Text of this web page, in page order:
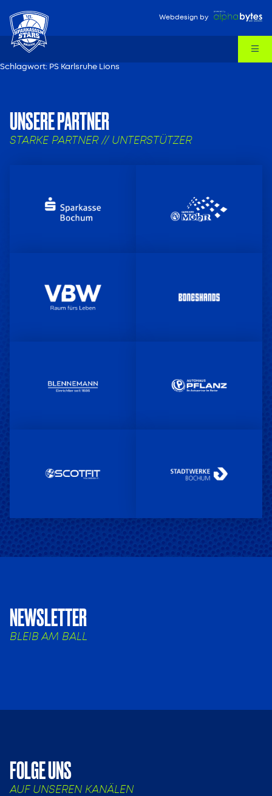
Webdesign by
Schlagwort: PS Karlsruhe Lions
UNSERE PARTNER
STARKE PARTNER // UNTERSTÜTZER
NEWSLETTER
BLEIB AM BALL
FOLGE UNS
AUF UNSEREN KANÄLEN